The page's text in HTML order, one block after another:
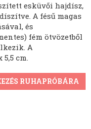
esküvői hajdísz,
A fésű magas
és
fém ötvözetből
A
cm.
RUHAPRÓBÁRA